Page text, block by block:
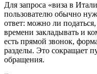
Для запроса «виза в
пользователю обычно
ответ: можно ли
времени закладывать и
есть прямой звонок,
разделы. Это сокращает
обращения.